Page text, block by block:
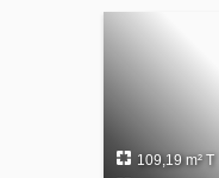
109,19 m² T